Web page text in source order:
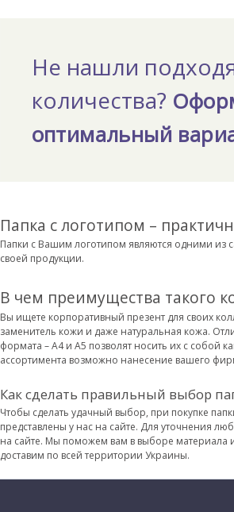
Не нашли
количества?
оптимальный
Папка с логотипом –
Папки с Вашим логотипом являются одними из
своей продукции.
В чем преимущества такого
Вы ищете корпоративный презент для своих
заменитель кожи и даже натуральная кожа.
формата – А4 и А5 позволят носить их с собой
ассортимента возможно нанесение вашего
Как сделать правильный выбор
Чтобы сделать удачный выбор, при покупке
представлены у нас на сайте. Для уточнения
на сайте. Мы поможем вам в выборе материала
доставим по всей территории Украины.